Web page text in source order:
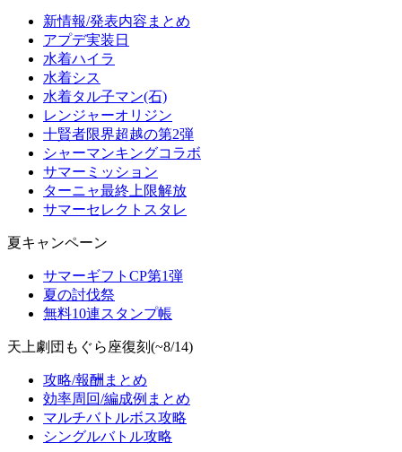
新情報/発表内容まとめ
アプデ実装日
水着ハイラ
水着シス
水着タル子マン(石)
レンジャーオリジン
十賢者限界超越の第2弾
シャーマンキングコラボ
サマーミッション
ターニャ最終上限解放
サマーセレクトスタレ
夏キャンペーン
サマーギフトCP第1弾
夏の討伐祭
無料10連スタンプ帳
天上劇団もぐら座復刻(~8/14)
攻略/報酬まとめ
効率周回/編成例まとめ
マルチバトルボス攻略
シングルバトル攻略